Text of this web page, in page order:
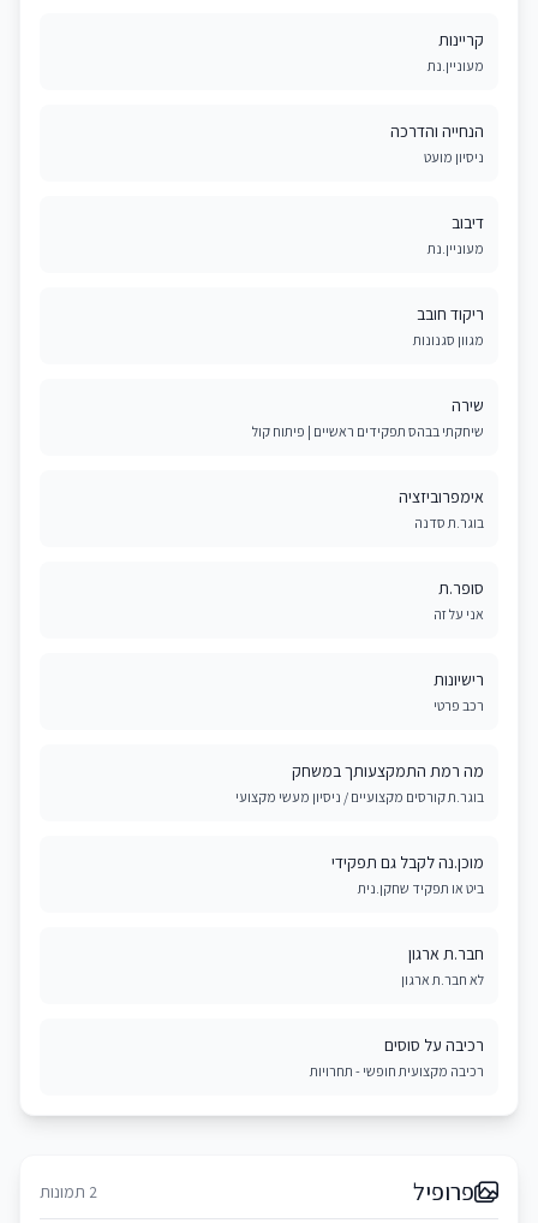
קריינות
מעוניין.נת
הנחייה והדרכה
ניסיון מועט
דיבוב
מעוניין.נת
ריקוד חובב
מגוון סגנונות
שירה
שיחקתי בבהס תפקידים ראשיים | פיתוח קול
אימפרוביזציה
בוגר.ת סדנה
סופר.ת
אני על זה
רישיונות
רכב פרטי
מה רמת התמקצעותך במשחק
בוגר.ת קורסים מקצועיים / ניסיון מעשי מקצועי
מוכן.נה לקבל גם תפקידי
ביט או תפקיד שחקן.נית
חבר.ת ארגון
לא חבר.ת ארגון
רכיבה על סוסים
רכיבה מקצועית חופשי - תחרויות
פרופיל 2 תמונות